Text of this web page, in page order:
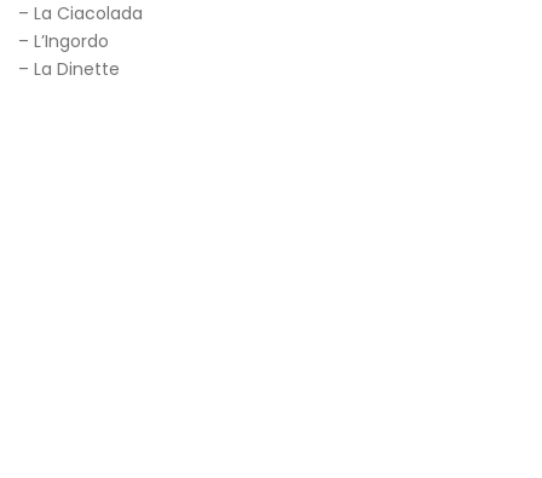
– La Ciacolada
– L’Ingordo
– La Dinette